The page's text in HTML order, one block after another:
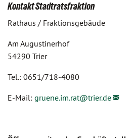
Kontakt Stadtratsfraktion
Rathaus / Fraktionsgebäude
Am Augustinerhof
54290 Trier
Tel.: 0651/718-4080
E-Mail: gruene.im.rat@trier.de